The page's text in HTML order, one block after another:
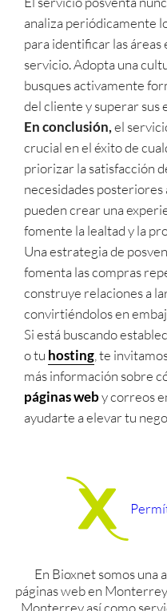
analiza periódicamente
para identificar las áreas
servicio. Adopta una
busques activamente
del cliente y superar sus
En conclusión,el
crucial en el éxito de
priorizar la satisfacción
necesidades posteriores
pueden crear una
fomente la lealtad y la
Una estrategia de
fomenta las compras
construye relaciones a
convirtiéndolos en
Si está buscando
o tu hosting , te
más información sobre
páginas weby correos
ayudarte a elevar tu
En Bioxnet somos una
páginas web en
Monterrey así como